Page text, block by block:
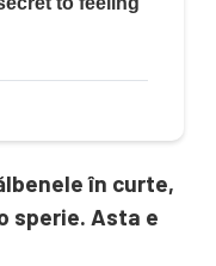
în curte,
sperie. Asta e